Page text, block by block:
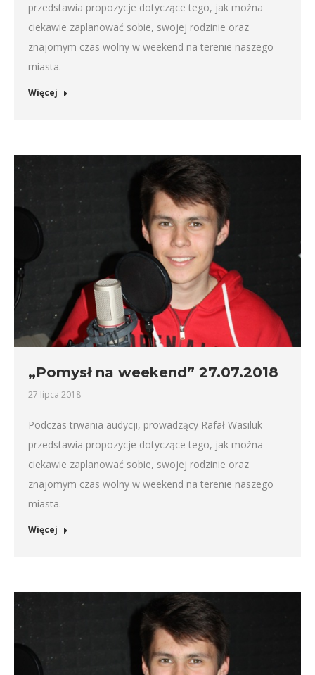
przedstawia propozycje dotyczące tego, jak można
ciekawie zaplanować sobie, swojej rodzinie oraz
znajomym czas wolny w weekend na terenie naszego
miasta.
Więcej
„Pomysł na weekend” 27.07.2018
27 lipca 2018
Podczas trwania audycji, prowadzący Rafał Wasiluk
przedstawia propozycje dotyczące tego, jak można
ciekawie zaplanować sobie, swojej rodzinie oraz
znajomym czas wolny w weekend na terenie naszego
miasta.
Więcej